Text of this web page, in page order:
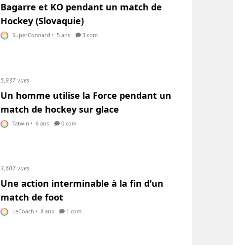
Bagarre et KO pendant un match de
Hockey (Slovaquie)
SuperConnard • 5 ans 3 com
5,937 vues
Un homme utilise la Force pendant un
match de hockey sur glace
Tatwin • 6 ans 0 com
3,607 vues
Une action interminable à la fin d'un
match de foot
LeCoach • 8 ans 1 com